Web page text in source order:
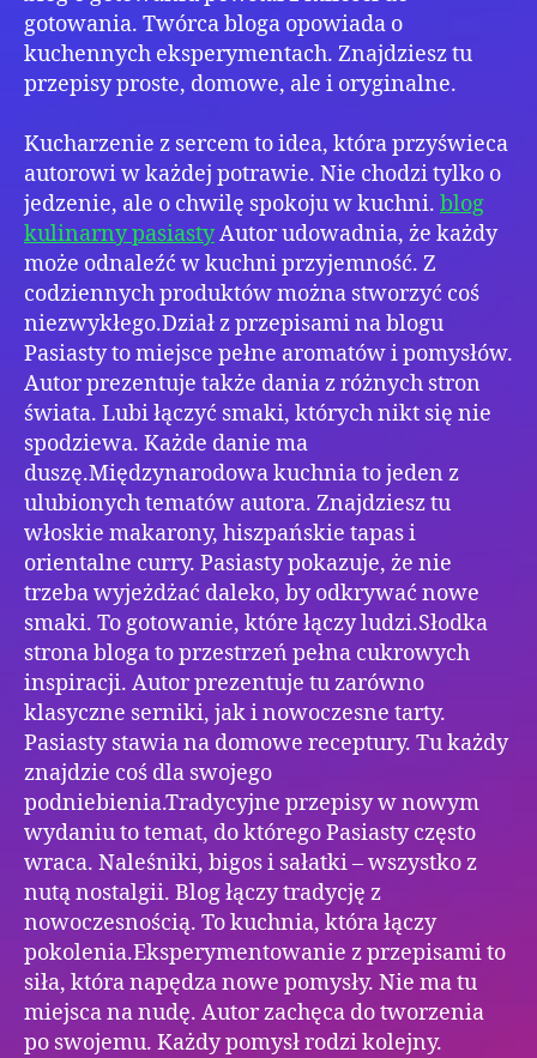
gotowania. Twórca bloga opowiada o
kuchennych eksperymentach. Znajdziesz tu
przepisy proste, domowe, ale i oryginalne.
Kucharzenie z sercem to idea, która przyświeca
autorowi w każdej potrawie. Nie chodzi tylko o
jedzenie, ale o chwilę spokoju w kuchni. blog
kulinarny pasiastyAutor udowadnia, że każdy
może odnaleźć w kuchni przyjemność. Z
codziennych produktów można stworzyć coś
niezwykłego.Dział z przepisami na blogu
Pasiasty to miejsce pełne aromatów i pomysłów.
Autor prezentuje także dania z różnych stron
świata. Lubi łączyć smaki, których nikt się nie
spodziewa. Każde danie ma
duszę.Międzynarodowa kuchnia to jeden z
ulubionych tematów autora. Znajdziesz tu
włoskie makarony, hiszpańskie tapas i
orientalne curry. Pasiasty pokazuje, że nie
trzeba wyjeżdżać daleko, by odkrywać nowe
smaki. To gotowanie, które łączy ludzi.Słodka
strona bloga to przestrzeń pełna cukrowych
inspiracji. Autor prezentuje tu zarówno
klasyczne serniki, jak i nowoczesne tarty.
Pasiasty stawia na domowe receptury. Tu każdy
znajdzie coś dla swojego
podniebienia.Tradycyjne przepisy w nowym
wydaniu to temat, do którego Pasiasty często
wraca. Naleśniki, bigos i sałatki – wszystko z
nutą nostalgii. Blog łączy tradycję z
nowoczesnością. To kuchnia, która łączy
pokolenia.Eksperymentowanie z przepisami to
siła, która napędza nowe pomysły. Nie ma tu
miejsca na nudę. Autor zachęca do tworzenia
po swojemu. Każdy pomysł rodzi kolejny.